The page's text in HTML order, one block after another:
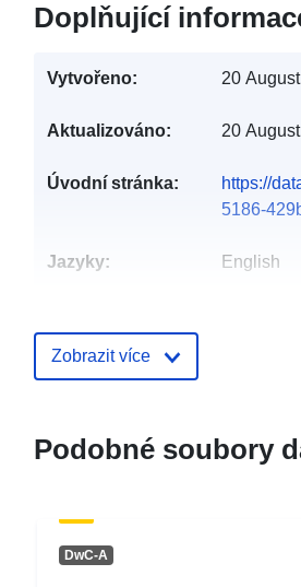
Doplňující
Vytvořeno: 20
Aktualizováno: 20
Úvodní stránka:
https://
5186-
Jazyky: English
Zobrazit více
Podobné soubory
DwC-A